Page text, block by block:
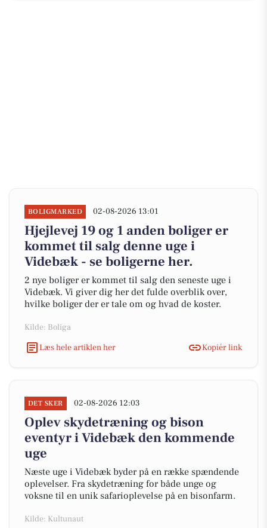
BOLIGMARKED 02-08-2026 13:01
Hjejlevej 19 og 1 anden boliger er
kommet til salg denne uge i
Videbæk - se boligerne her.
2 nye boliger er kommet til salg den seneste uge i
Videbæk. Vi giver dig her det fulde overblik over,
hvilke boliger der er tale om og hvad de koster.
Kilde: Boliga
Læs hele artiklen her
Kopiér link
DET SKER 02-08-2026 12:03
Oplev skydetræning og bison
eventyr i Videbæk den kommende
uge
Næste uge i Videbæk byder på en række spændende
oplevelser. Fra skydetræning for både unge og
voksne til en unik safarioplevelse på en bisonfarm.
Kilde: Kultunaut